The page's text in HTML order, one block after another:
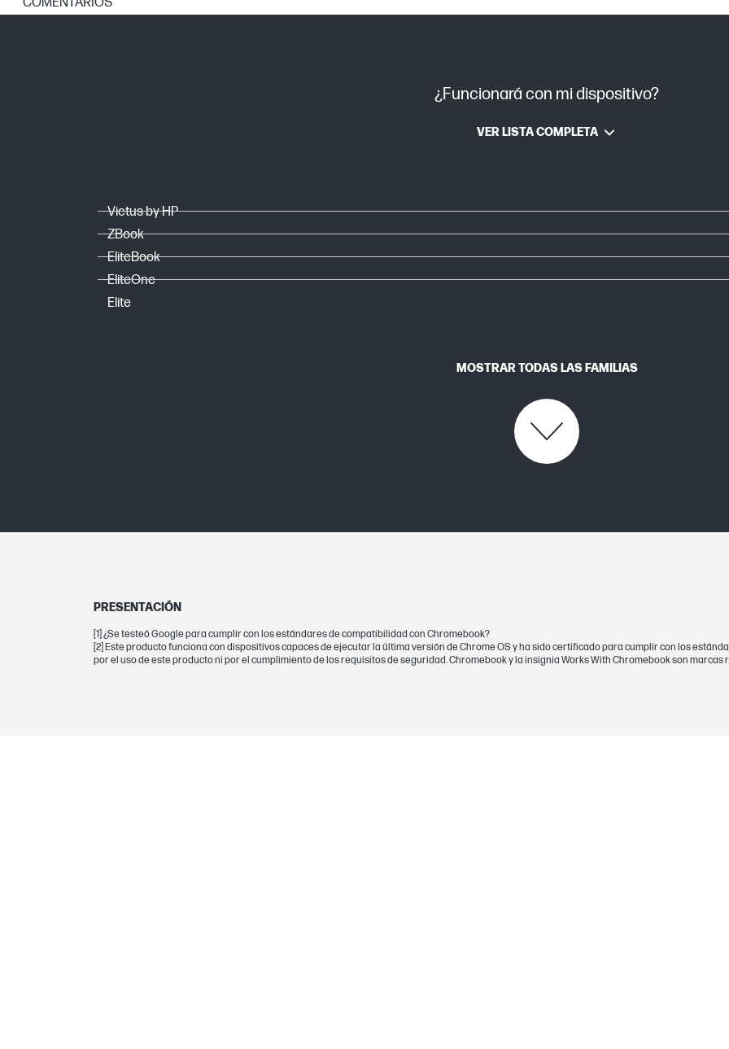
¿Funcionará con mi dispositivo?
VER LISTA COMPLETA
Victus by HP
ZBook
EliteBook
EliteOne
Elite
MOSTRAR TODAS LAS FAMILIAS
PRESENTACIÓN
[1] ¿Se testeó Google para cumplir con los estándares de compatibilidad con Chromebook?
[2] Este producto funciona con dispositivos capaces de ejecutar la última versión de Chrome OS y ha sido certificado para cumplir con los
por el uso de este producto ni por el cumplimiento de los requisitos de seguridad. Chromebook y la insignia Works With Chromebook son marcas